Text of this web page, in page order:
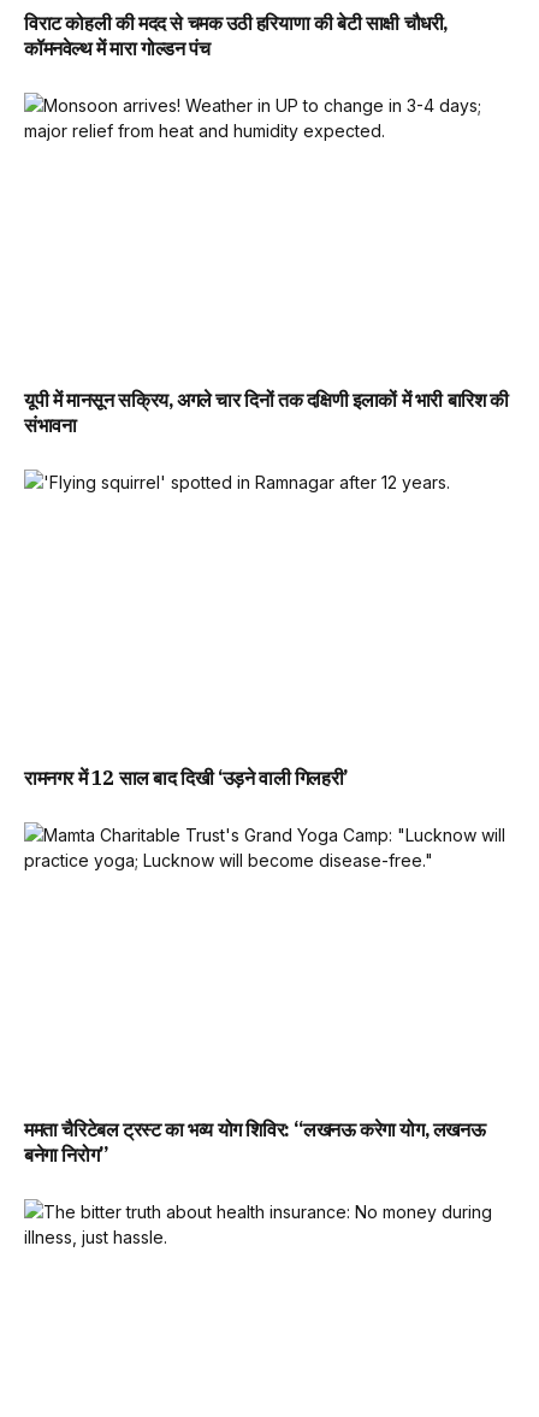
विराट कोहली की मदद से चमक उठी हरियाणा की बेटी साक्षी चौधरी,
कॉमनवेल्थ में मारा गोल्डन पंच
यूपी में मानसून सक्रिय, अगले चार दिनों तक दक्षिणी इलाकों में भारी बारिश की
संभावना
रामनगर में 12 साल बाद दिखी ‘उड़ने वाली गिलहरी’
ममता चैरिटेबल ट्रस्ट का भव्य योग शिविर: “लखनऊ करेगा योग, लखनऊ
बनेगा निरोग”